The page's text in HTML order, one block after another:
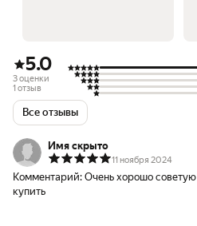
5.0
3 оценки
1 отзыв
Все отзывы
Имя скрыто
11 ноября 2024
Комментарий: Очень хорошо советую
купить